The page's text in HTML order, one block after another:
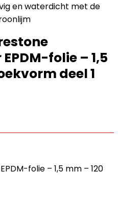
en waterdicht met de
folie – 1,5
deel 1
folie – 1,5 mm – 120